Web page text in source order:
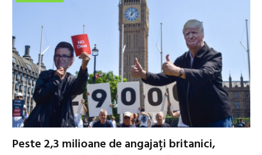
Peste 2,3 milioane de angajați britanici,